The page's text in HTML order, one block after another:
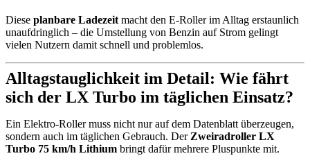
Diese planbare Ladezeit macht den E‑Roller im Alltag erstaunlich
unaufdringlich – die Umstellung von Benzin auf Strom gelingt
vielen Nutzern damit schnell und problemlos.
Alltagstauglichkeit im Detail: Wie fährt
sich der LX Turbo im täglichen Einsatz?
Ein Elektro-Roller muss nicht nur auf dem Datenblatt überzeugen,
sondern auch im täglichen Gebrauch. Der Zweiradroller LX
Turbo 75 km/h Lithium bringt dafür mehrere Pluspunkte mit.